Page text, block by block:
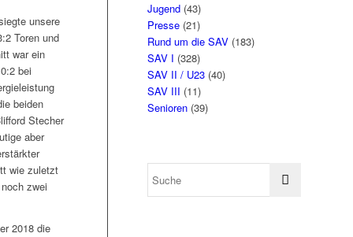
unsere
Toren und
war ein
bei
beiden
Stecher
aber
wie zuletzt
zwei
2018 die
Jugend(43)
Presse(21)
Rund um die SAV(183)
SAV I (328)
SAV II / U23(40)
SAV III (11)
Senioren(39)